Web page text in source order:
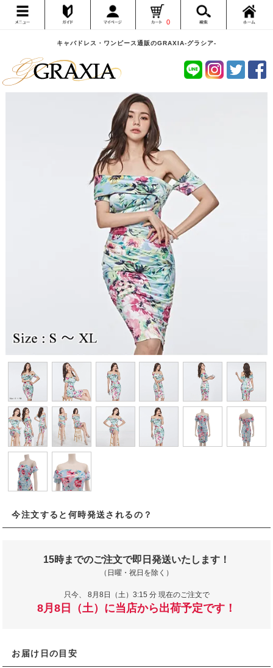
キャバドレス・ワンピース通販のGRAXIA-グラシア-
0
今注文すると何時発送されるの？
15時までのご注文で即日発送いたします！
（日曜・祝日を除く）
只今、 8月8日（土）3:15 分 現在のご注文で
8月8日（土）に当店から出荷予定です！
お届け日の目安